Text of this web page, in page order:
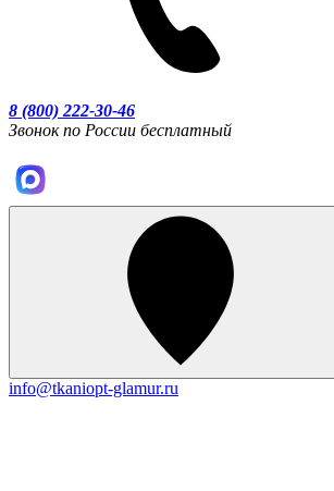
8 (800) 222-30-46
Звонок по России бесплатный
info@tkaniopt-glamur.ru